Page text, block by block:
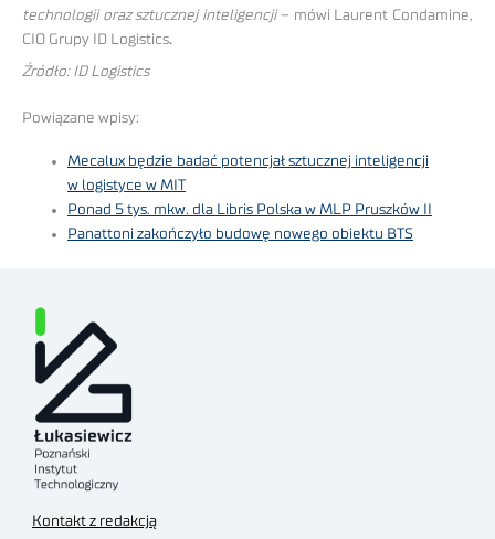
technologii oraz sztucznej inteligencji– mówi Laurent Condamine,
CIO Grupy ID Logistics.
Źródło: ID Logistics
Powiązane wpisy:
Mecalux będzie badać potencjał sztucznej inteligencji
w logistyce w MIT
Ponad 5 tys. mkw. dla Libris Polska w MLP Pruszków II
Panattoni zakończyło budowę nowego obiektu BTS
Kontakt z redakcją